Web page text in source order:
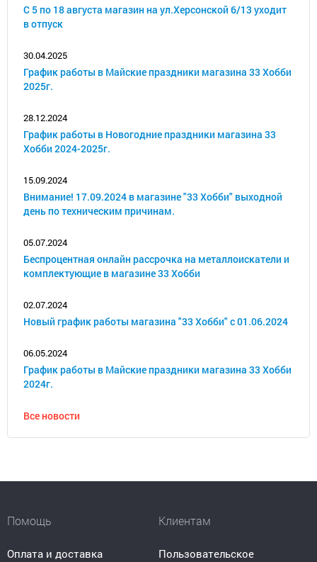
С 5 по 18 августа магазин на ул.Херсонской 6/13 уходит
в отпуск
30.04.2025
График работы в Майские праздники магазина 33 Хобби
2025г.
28.12.2024
График работы в Новогодние праздники магазина 33
Хобби 2024-2025г.
15.09.2024
Внимание! 17.09.2024 в магазине "33 Хобби" выходной
день по техническим причинам.
05.07.2024
Беспроцентная онлайн рассрочка на металлоискатели и
комплектующие в магазине 33 Хобби
02.07.2024
Новый график работы магазина "33 Хобби" с 01.06.2024
06.05.2024
График работы в Майские праздники магазина 33 Хобби
2024г.
Все новости
Помощь
Оплата и доставка
Клиентам
Пользовательское